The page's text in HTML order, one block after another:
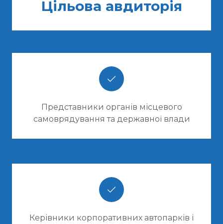
Цільова авдиторія
Представники органів місцевого
самоврядування та державної влади
Керівники корпоративних автопарків і